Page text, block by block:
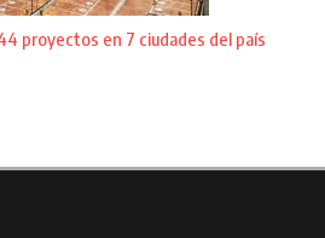
proyectos en 7 ciudades del país